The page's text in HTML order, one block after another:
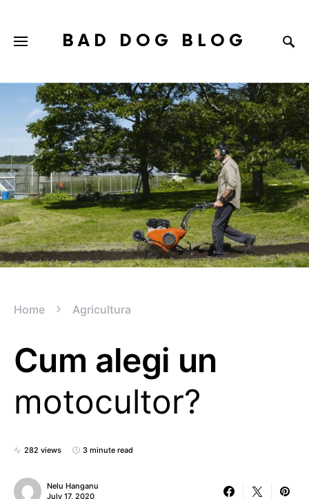
BAD DOG BLOG
Home Agricultura
Cum alegi un
motocultor?
282 views 3 minute read
Nelu Hanganu
July 17, 2020